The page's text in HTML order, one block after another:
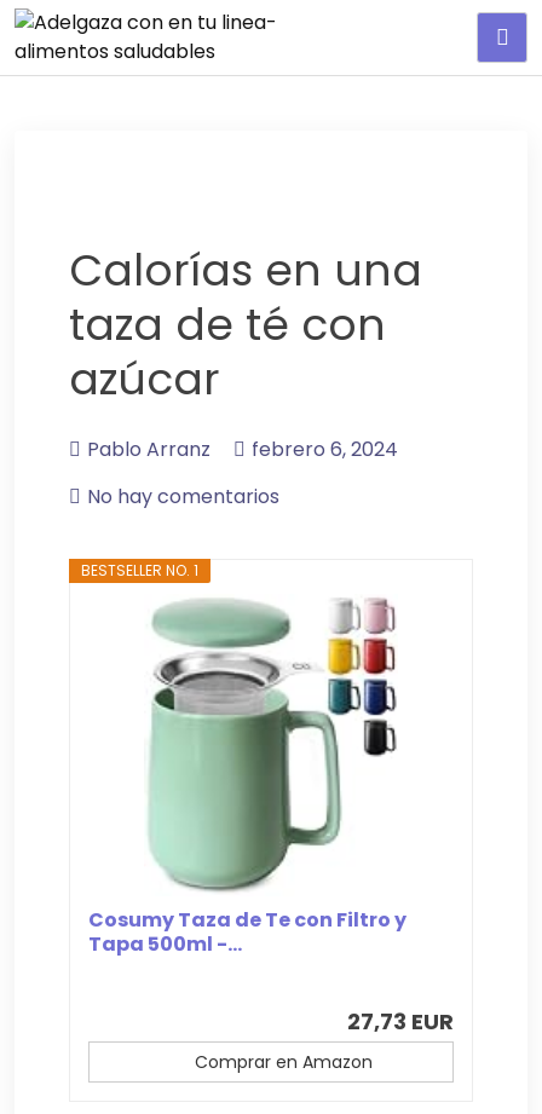
Calorías en una
taza de té con
azúcar
Pablo Arranz
febrero 6, 2024
No hay comentarios
BESTSELLER NO. 1
Cosumy Taza de Te con Filtro y
Tapa 500ml -...
27,73 EUR
Comprar en Amazon